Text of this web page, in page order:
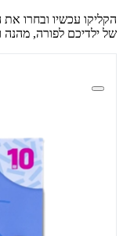
הקליקו עכשיו ובחרו
של ילדיכם לפורה,